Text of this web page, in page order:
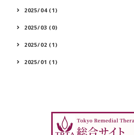
2025/04 (1)
2025/03 (0)
2025/02 (1)
2025/01 (1)